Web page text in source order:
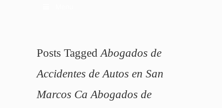
Posts Tagged Abogados de
Accidentes de Autos en San
Marcos Ca Abogados de